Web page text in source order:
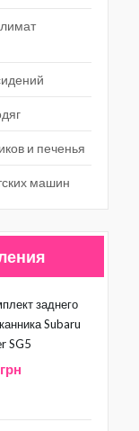
и печенья
машин
заднего
Subaru
SG5